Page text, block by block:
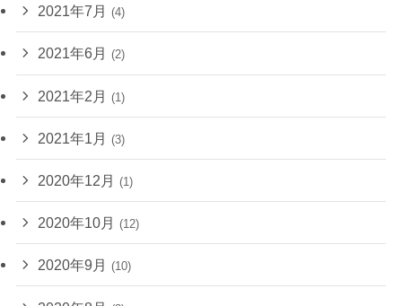
2021年7月 (4)
2021年6月 (2)
2021年2月 (1)
2021年1月 (3)
2020年12月 (1)
2020年10月 (12)
2020年9月 (10)